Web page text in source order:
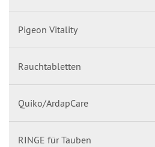
Pigeon Vitality
Rauchtabletten
Quiko/ArdapCare
RINGE für Tauben